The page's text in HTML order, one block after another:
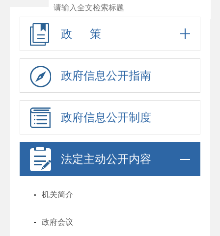
政 策
政府信息公开指南
政府信息公开制度
法定主动公开内容
机关简介
政府会议